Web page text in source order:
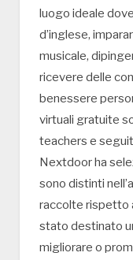
luogo ideale
d’inglese,
musicale,
ricevere delle
benessere
virtuali gratuite
teachers e
Nextdoor ha
sono distinti
raccolte rispetto
stato destinato
migliorare o